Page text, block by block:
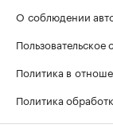
О соблюдении
Пользовательское
Политика в
Политика